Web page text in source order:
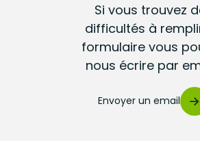
Si vous trouvez
difficultés à
formulaire vous
nous écrire par
Envoyer un email